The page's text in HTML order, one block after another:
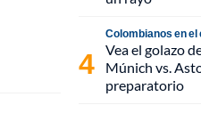
Colombianos en
Vea el golazo
Múnich vs.
preparatorio